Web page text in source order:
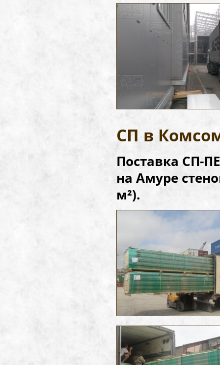
СП в
Поставка СП-
на Амуре
м²).